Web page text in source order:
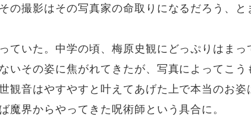
の撮影はその写真家の命取りになるだろう、と
ていた。中学の頃、梅原史観にどっぷりはま
いその姿に焦がれてきたが、写真によってこ
観音はやすやすと叶えてあげた上で本当のお
魔界からやってきた呪術師という具合に。